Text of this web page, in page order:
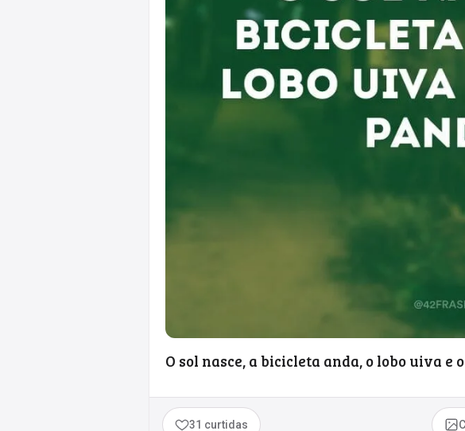
O sol nasce, a bicicleta anda, o lobo uiva e
31 curtidas